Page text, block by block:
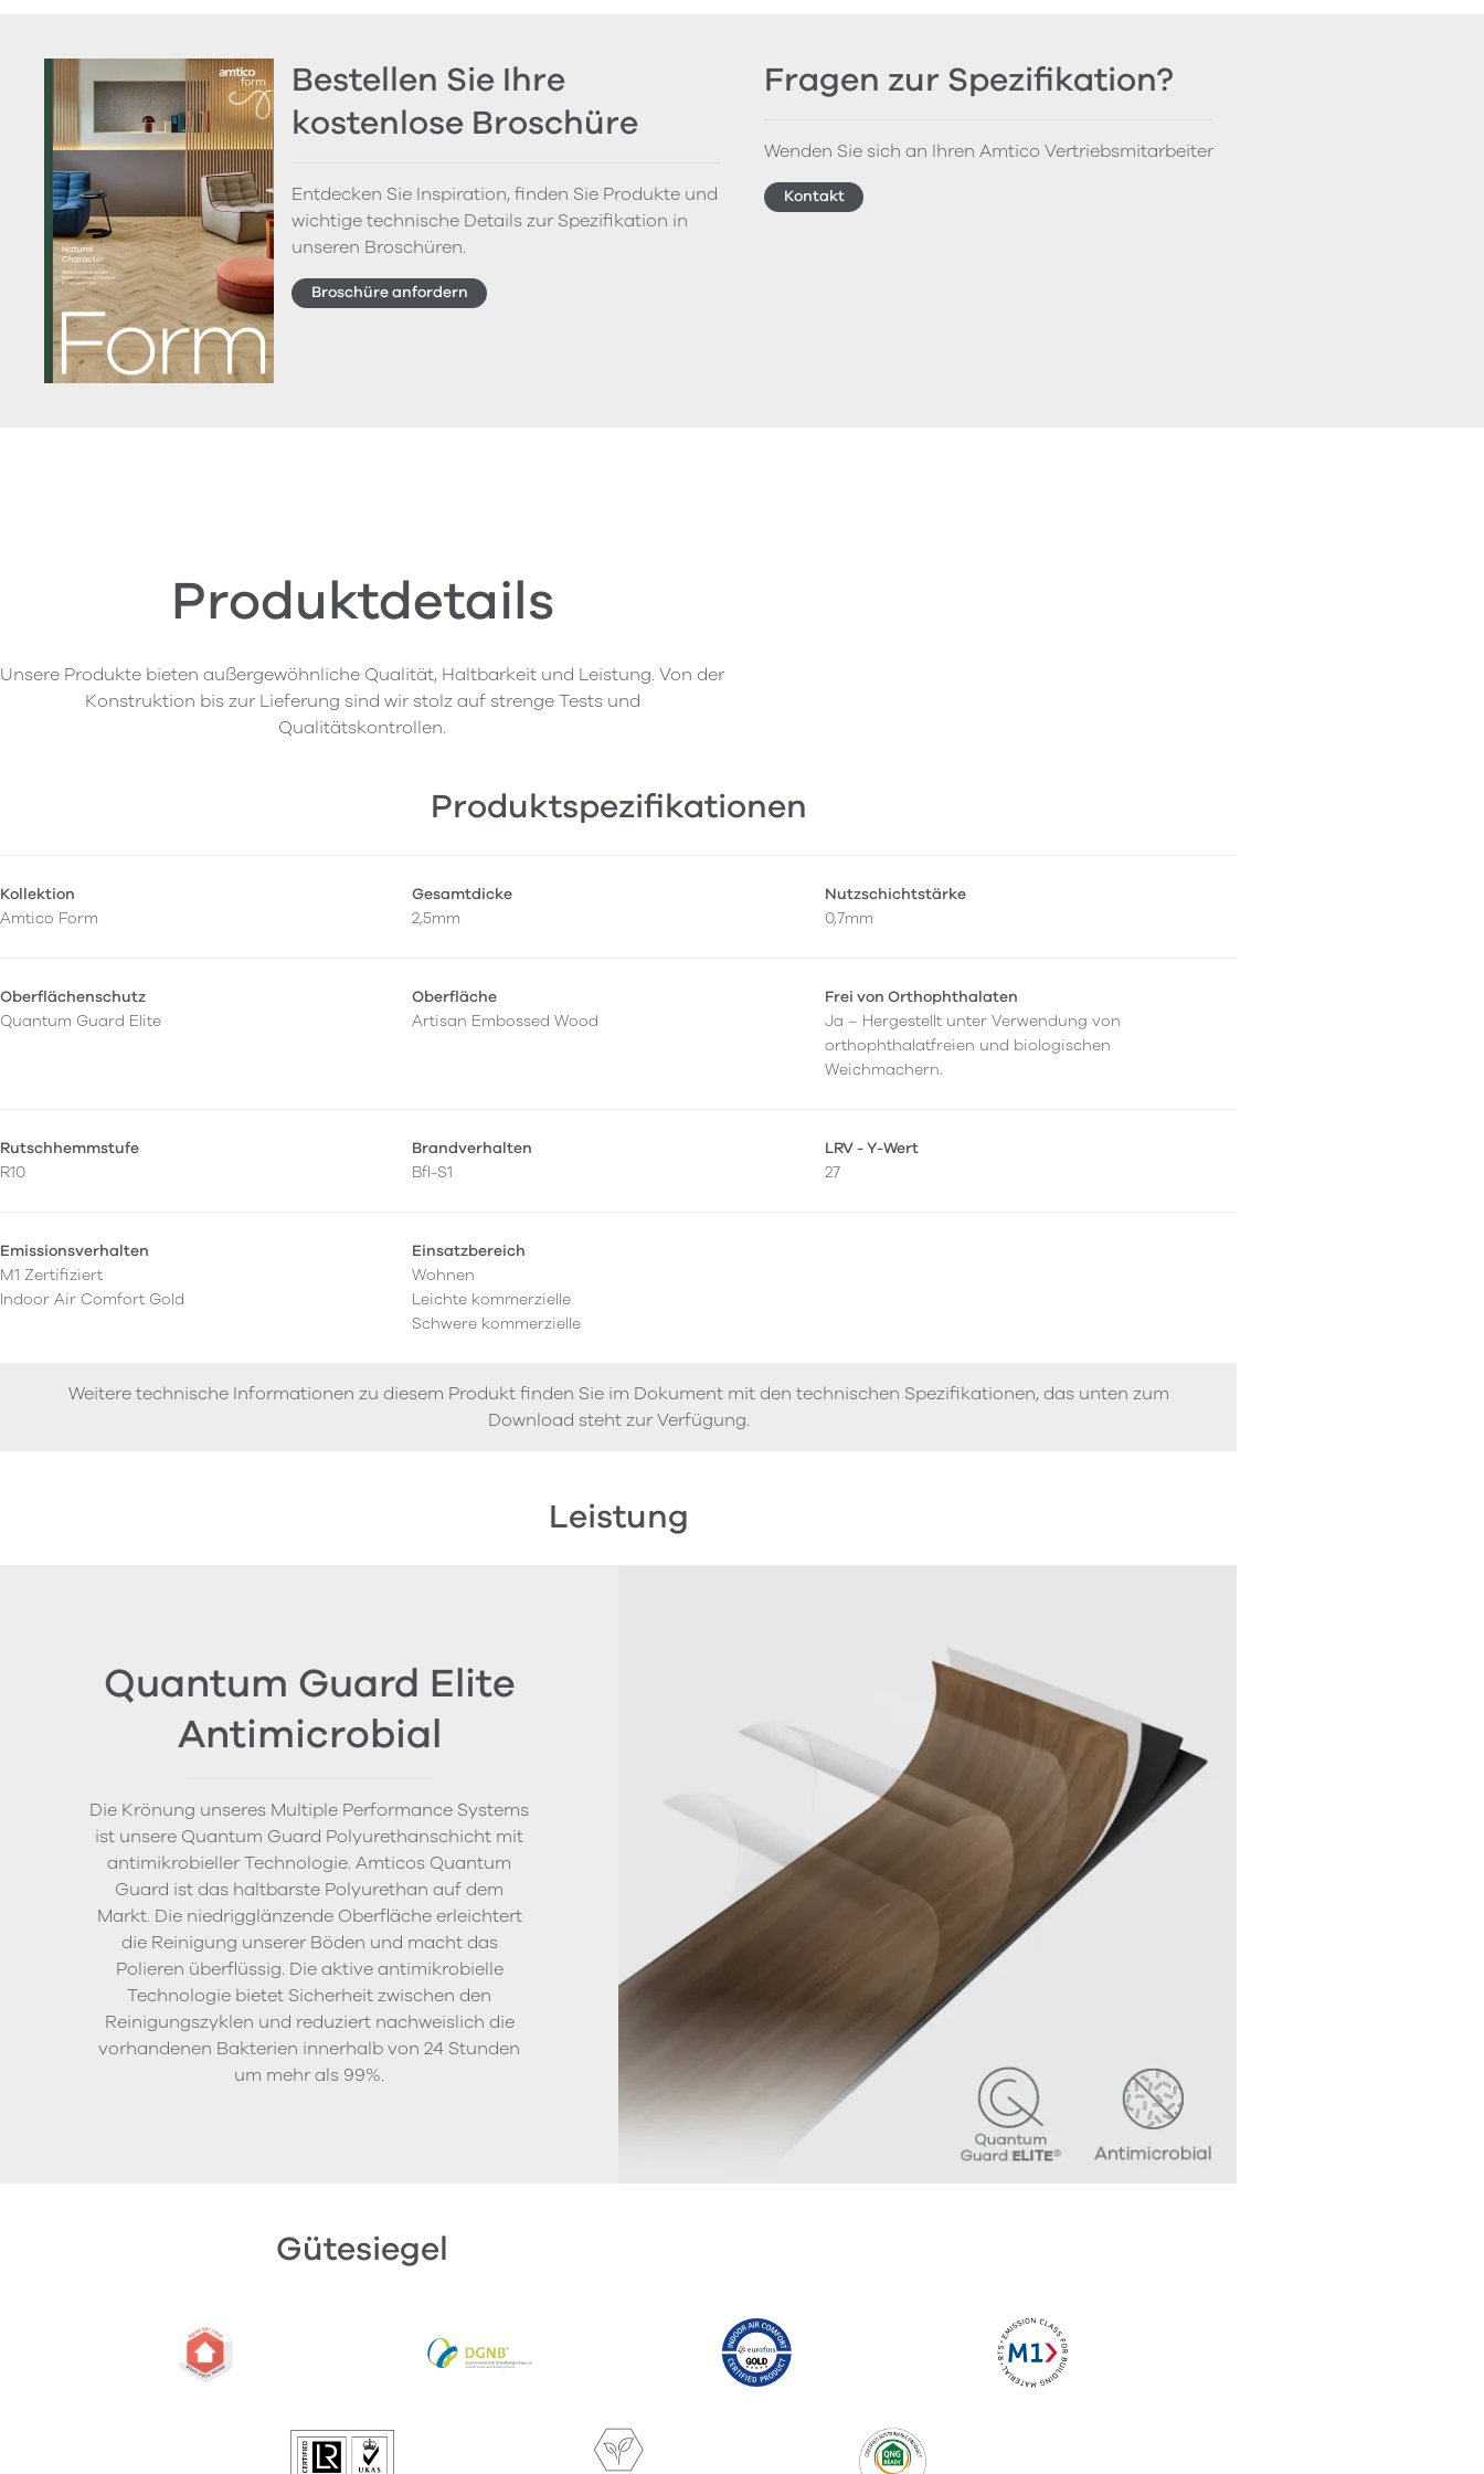
Bestellen Sie Ihre
kostenlose Broschüre
Entdecken Sie Inspiration, finden Sie Produkte und
wichtige technische Details zur Spezifikation in
unseren Broschüren.
Broschüre anfordern
Fragen zur Spezifikation?
Wenden Sie sich an Ihren Amtico Vertriebsmitarbeiter
Kontakt
Produktdetails
Unsere Produkte bieten außergewöhnliche Qualität, Haltbarkeit und Leistung. Von der
Konstruktion bis zur Lieferung sind wir stolz auf strenge Tests und
Qualitätskontrollen.
Produktspezifikationen
Kollektion
Amtico Form
Gesamtdicke
2,5mm
Nutzschichtstärke
0,7mm
Oberflächenschutz
Quantum Guard Elite
Oberfläche
Artisan Embossed Wood
Frei von Orthophthalaten
Ja – Hergestellt unter Verwendung von
orthophthalatfreien und biologischen
Weichmachern.
Rutschhemmstufe
R10
Brandverhalten
Bfl-S1
LRV - Y-Wert
27
Emissionsverhalten
M1 Zertifiziert
Indoor Air Comfort Gold
Einsatzbereich
Wohnen
Leichte kommerzielle
Schwere kommerzielle
Weitere technische Informationen zu diesem Produkt finden Sie im Dokument mit den technischen Spezifikationen, das unten zum
Download steht zur Verfügung.
Leistung
Quantum Guard Elite
Antimicrobial
Die Krönung unseres Multiple Performance Systems
ist unsere Quantum Guard Polyurethanschicht mit
antimikrobieller Technologie. Amticos Quantum
Guard ist das haltbarste Polyurethan auf dem
Markt. Die niedrigglänzende Oberfläche erleichtert
die Reinigung unserer Böden und macht das
Polieren überflüssig. Die aktive antimikrobielle
Technologie bietet Sicherheit zwischen den
Reinigungszyklen und reduziert nachweislich die
vorhandenen Bakterien innerhalb von 24 Stunden
um mehr als 99%.
Gütesiegel